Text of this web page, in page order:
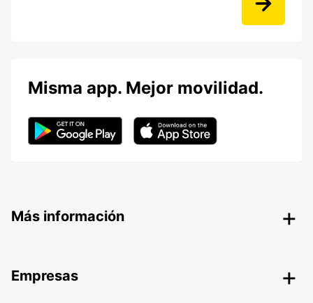
Misma app. Mejor movilidad.
Más información
Empresas